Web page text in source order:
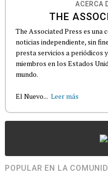
ACERCA
THE
The Associated Press es una
noticias independiente, sin
presta servicios a periódicos
miembros en los Estados
mundo.
El Nuevo... Leer más
POPULAR EN LA